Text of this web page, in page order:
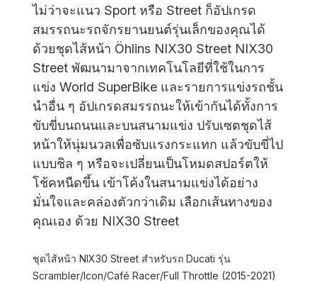
ไม่ว่าจะแนว Sport หรือ Street ก็อัปเกรด
สมรรถนะรถจักรยานยนต์รุ่นเล็กของคุณได้
ด้วยชุดไส้หน้า Öhlins NIX30 Street NIX30
Street พัฒนามาจากเทคโนโลยีที่ใช้ในการ
แข่ง World SuperBike และรายการแข่งรถชั้น
นำอื่น ๆ อัปเกรดสมรรถนะให้เข้ากันได้ทั้งการ
ขับขี่บนถนนและบนสนามแข่ง ปรับเซตชุดไส้
หน้าให้นุ่มนวลเพื่อซับแรงกระแทก แล้วขับขี่ไป
แบบชิล ๆ หรือจะเปลี่ยนเป็นโหมดสปอร์ตให้
โช้คหนืดขึ้น เข้าโค้งในสนามแข่งได้อย่าง
มั่นใจและคล่องตัวกว่าเดิม เลือกเส้นทางของ
คุณเอง ด้วย NIX30 Street
ชุดไส้หน้า NIX30 Street สำหรับรถ Ducati รุ่น
Scrambler/Icon/Café Racer/Full Throttle (2015-2021)